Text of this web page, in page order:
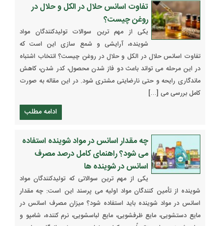
تفاوت اسانس حلال در الکل و حلال در
روغن چیست؟
یکی از مهم ترین سوالات تولیدکنندگان مواد
شوینده، آرایشی و شمع سازی این است که
تفاوت اسانس حلال در الکل و حلال در روغن چیست؟ انتخاب اشتباه
در این مرحله می تواند باعث دو فاز شدن محصول، کدر شدن، کاهش
ماندگاری رایحه و حتی نارضایتی مشتری شود. در این مقاله به صورت
کامل بررسی می […]
ادامه مطلب
چه مقدار اسانس در مواد شوینده استفاده
می شود؟ راهنمای کامل درصد مصرف
اسانس در شوینده ها
یکی از مهم ترین سوالاتی که تولیدکنندگان مواد
شوینده از تأمین کنندگان مواد اولیه می پرسند این است: چه مقدار
اسانس در مواد شوینده باید استفاده شود؟ میزان مصرف اسانس در
مایع دستشویی، مایع ظرفشویی، مایع لباسشویی، نرم کننده، شامپو و